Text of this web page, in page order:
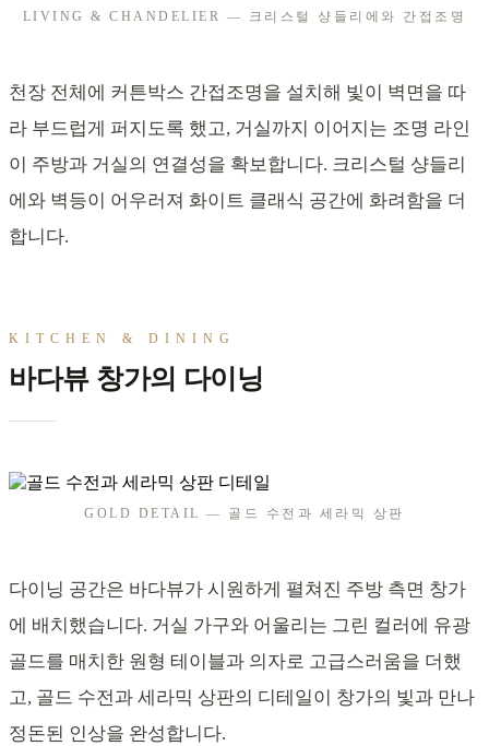
LIVING & CHANDELIER — 크리스털 샹들리에와 간접조명
천장 전체에 커튼박스 간접조명을 설치해 빛이 벽면을 따
라 부드럽게 퍼지도록 했고, 거실까지 이어지는 조명 라인
이 주방과 거실의 연결성을 확보합니다. 크리스털 샹들리
에와 벽등이 어우러져 화이트 클래식 공간에 화려함을 더
합니다.
KITCHEN & DINING
바다뷰 창가의 다이닝
GOLD DETAIL — 골드 수전과 세라믹 상판
다이닝 공간은 바다뷰가 시원하게 펼쳐진 주방 측면 창가
에 배치했습니다. 거실 가구와 어울리는 그린 컬러에 유광
골드를 매치한 원형 테이블과 의자로 고급스러움을 더했
고, 골드 수전과 세라믹 상판의 디테일이 창가의 빛과 만나
정돈된 인상을 완성합니다.